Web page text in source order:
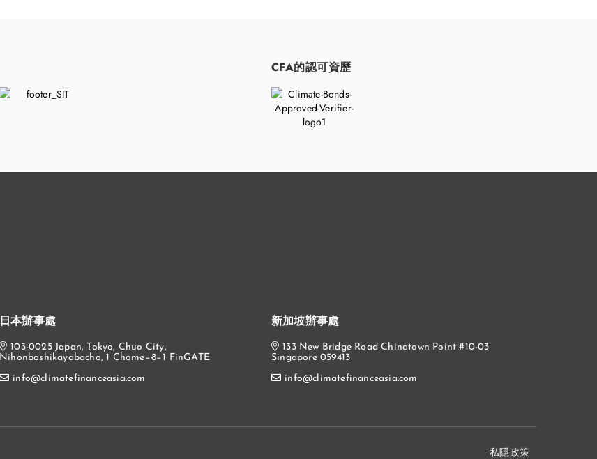
CFA的認可資歷
日本辦事處
103-0025 Japan, Tokyo, Chuo City,
Nihonbashikayabacho, 1 Chome−8−1 FinGATE
info@climatefinanceasia.com
新加坡辦事處
133 New Bridge Road Chinatown Point #10-03
Singapore 059413
info@climatefinanceasia.com
私隱政策